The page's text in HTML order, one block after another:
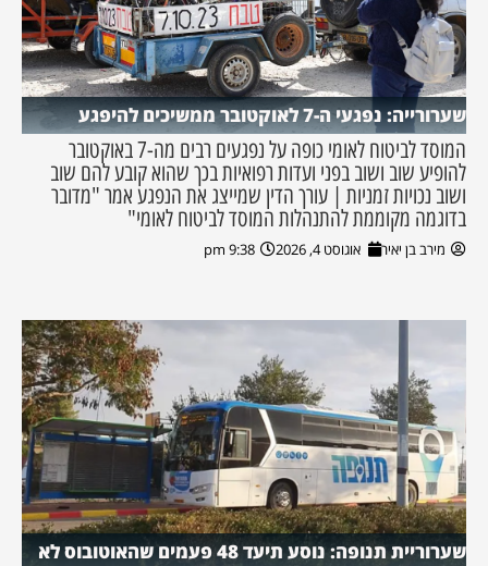
שערורייה: נפגעי ה-7 לאוקטובר ממשיכים להיפגע
המוסד לביטוח לאומי כופה על נפגעים רבים מה-7 באוקטובר
להופיע שוב ושוב בפני ועדות רפואיות בכך שהוא קובע להם שוב
ושוב נכויות זמניות | עורך הדין שמייצג את הנפגע אמר "מדובר
בדוגמה מקוממת להתנהלות המוסד לביטוח לאומי"
מירב בן יאיר אוגוסט 4, 2026 9:38 pm
שערוריית תנופה: נוסע תיעד 48 פעמים שהאוטובוס לא